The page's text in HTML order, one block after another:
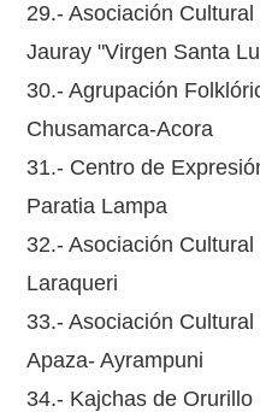
29.- Asociación
Jauray "Virgen Santa
30.- Agrupación
Chusamarca-Acora
31.- Centro de
Paratia Lampa
32.- Asociación
Laraqueri
33.- Asociación
Apaza- Ayrampuni
34.- Kajchas de Orurillo